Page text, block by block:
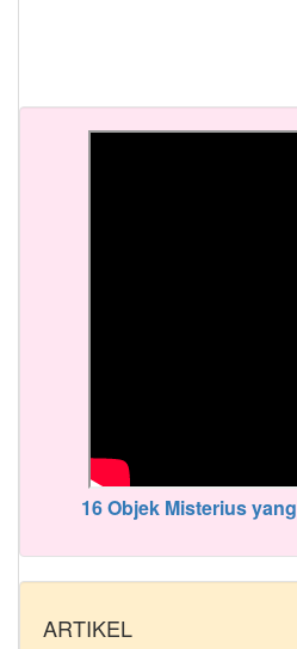
16 Objek Misterius
ARTIKEL